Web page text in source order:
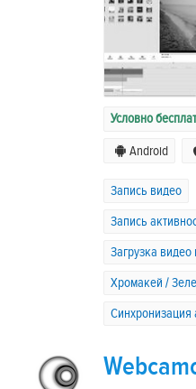
Условно
Android
Запись видео
Запись
Загрузка видео
Хромакей /
Синхронизация